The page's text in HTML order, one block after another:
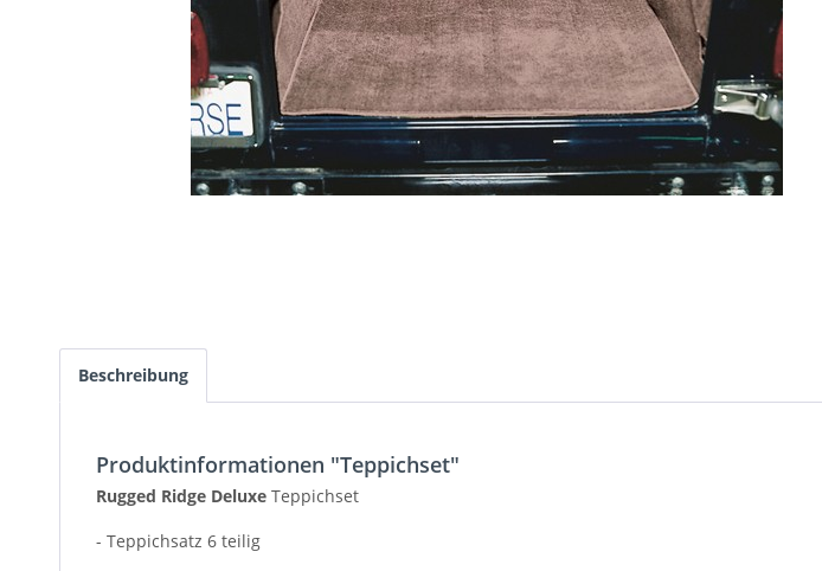
Beschreibung
Produktinformationen "Teppichset"
Rugged Ridge Deluxe Teppichset
- Teppichsatz 6 teilig